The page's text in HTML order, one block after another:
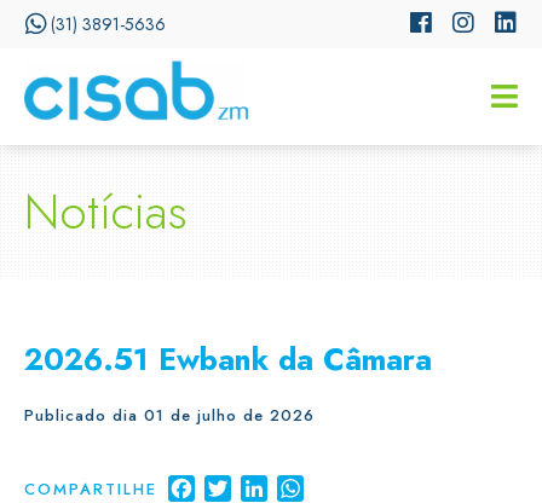
(31) 3891-5636
Notícias
2026.51 Ewbank da Câmara
Publicado dia 01 de julho de 2026
COMPARTILHE FacebookTwitterLinkedIn
CISSA